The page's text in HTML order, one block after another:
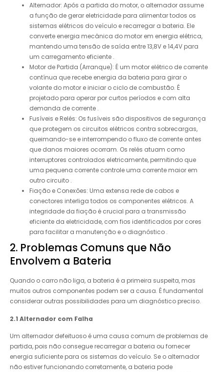
Alternador: Após a partida do motor, o alternador assume
a função de gerar eletricidade para alimentar todos os
sistemas elétricos do veículo e recarregar a bateria. Ele
converte energia mecânica do motor em energia elétrica,
mantendo uma tensão de saída entre 13,8V e 14,4V para
um carregamento eficiente .
Motor de Partida (Arranque): É um motor elétrico de corrente
contínua que recebe energia da bateria para girar o
volante do motor e iniciar o ciclo de combustão. É
projetado para operar por curtos períodos e com alta
demanda de corrente .
Fusíveis e Relés: Os fusíveis são dispositivos de segurança
que protegem os circuitos elétricos contra sobrecargas,
queimando-se e interrompendo o fluxo de corrente antes
que danos maiores ocorram. Os relés atuam como
interruptores controlados eletricamente, permitindo que
uma pequena corrente controle uma corrente maior em
outro circuito .
Fiação e Conexões: Uma extensa rede de cabos e
conectores interliga todos os componentes elétricos. A
integridade da fiação é crucial para a transmissão
eficiente da eletricidade, com fios identificados por cores
para facilitar a manutenção e o diagnóstico .
2. Problemas Comuns que Não
Envolvem a Bateria
Quando o carro não liga, a bateria é a primeira suspeita, mas
muitos outros componentes podem ser a causa. É fundamental
considerar outras possibilidades para um diagnóstico preciso.
2.1 Alternador com Falha
Um alternador defeituoso é uma causa comum de problemas de
partida, pois não consegue recarregar a bateria ou fornecer
energia suficiente para os sistemas do veículo. Se o alternador
não estiver funcionando corretamente, a bateria pode